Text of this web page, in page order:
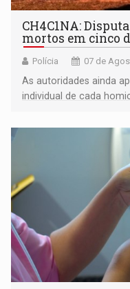
CH4C1NA:
mortos em cinco
Polícia 07 de
As autoridades ainda
individual de cada